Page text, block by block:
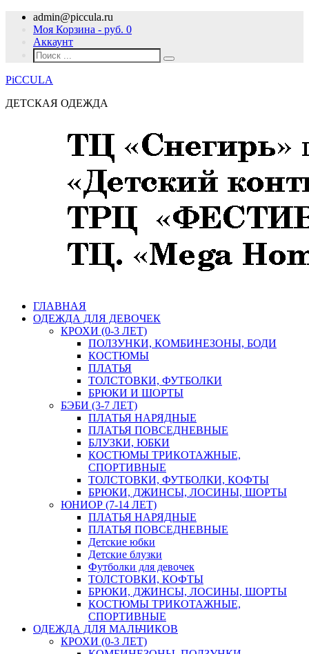
admin@piccula.ru
Моя Корзина - руб. 0
Аккаунт
PiCCULA
ДЕТСКАЯ ОДЕЖДА
ГЛАВНАЯ
ОДЕЖДА ДЛЯ ДЕВОЧЕК
КРОХИ (0-3 ЛЕТ)
ПОЛЗУНКИ, КОМБИНЕЗОНЫ, БОДИ
КОСТЮМЫ
ПЛАТЬЯ
ТОЛСТОВКИ, ФУТБОЛКИ
БРЮКИ И ШОРТЫ
БЭБИ (3-7 ЛЕТ)
ПЛАТЬЯ НАРЯДНЫЕ
ПЛАТЬЯ ПОВСЕДНЕВНЫЕ
БЛУЗКИ, ЮБКИ
КОСТЮМЫ ТРИКОТАЖНЫЕ,
СПОРТИВНЫЕ
ТОЛСТОВКИ, ФУТБОЛКИ, КОФТЫ
БРЮКИ, ДЖИНСЫ, ЛОСИНЫ, ШОРТЫ
ЮНИОР (7-14 ЛЕТ)
ПЛАТЬЯ НАРЯДНЫЕ
ПЛАТЬЯ ПОВСЕДНЕВНЫЕ
Детские юбки
Детские блузки
Футболки для девочек
ТОЛСТОВКИ, КОФТЫ
БРЮКИ, ДЖИНСЫ, ЛОСИНЫ, ШОРТЫ
КОСТЮМЫ ТРИКОТАЖНЫЕ,
СПОРТИВНЫЕ
ОДЕЖДА ДЛЯ МАЛЬЧИКОВ
КРОХИ (0-3 ЛЕТ)